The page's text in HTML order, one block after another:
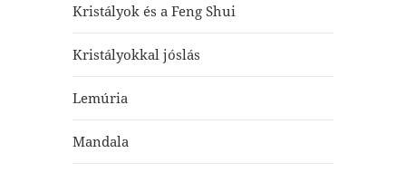
Kristályok és a Feng Shui
Kristályokkal jóslás
Lemúria
Mandala